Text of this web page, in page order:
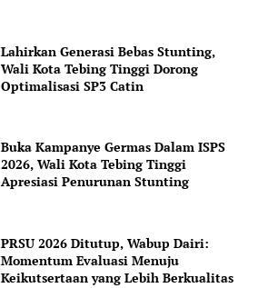
Lahirkan Generasi Bebas Stunting,
Wali Kota Tebing Tinggi Dorong
Optimalisasi SP3 Catin
Buka Kampanye Germas Dalam ISPS
2026, Wali Kota Tebing Tinggi
Apresiasi Penurunan Stunting
PRSU 2026 Ditutup, Wabup Dairi:
Momentum Evaluasi Menuju
Keikutsertaan yang Lebih Berkualitas